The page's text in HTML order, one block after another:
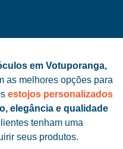
em Votuporanga,
as melhores opções para
estojos personalizados
elegância e qualidade
tenham uma
seus produtos.